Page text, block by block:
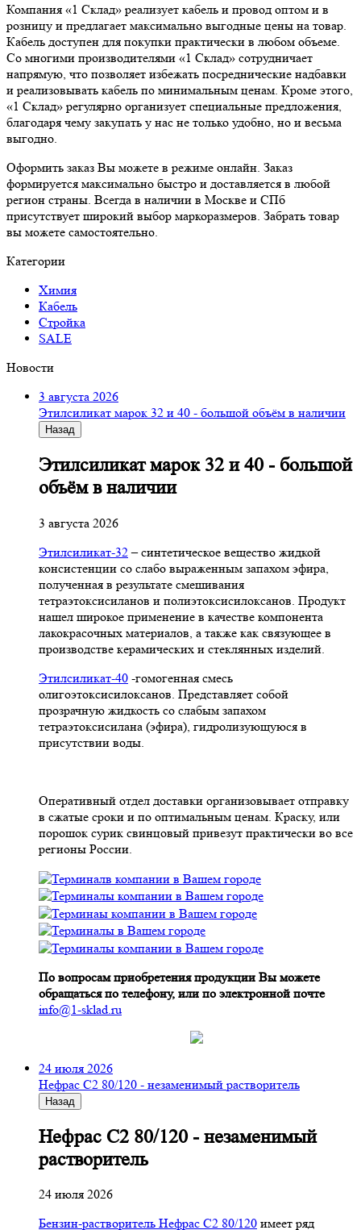
Компания «1 Склад» реализует кабель и провод оптом и в
розницу и предлагает максимально выгодные цены на товар.
Кабель доступен для покупки практически в любом объеме.
Со многими производителями «1 Склад» сотрудничает
напрямую, что позволяет избежать посреднические надбавки
и реализовывать кабель по минимальным ценам. Кроме этого,
«1 Склад» регулярно организует специальные предложения,
благодаря чему закупать у нас не только удобно, но и весьма
выгодно.
Оформить заказ Вы можете в режиме онлайн. Заказ
формируется максимально быстро и доставляется в любой
регион страны. Всегда в наличии в Москве и СПб
присутствует широкий выбор маркоразмеров. Забрать товар
вы можете самостоятельно.
Категории
Химия
Кабель
Стройка
SALE
Новости
3 августа 2026
Этилсиликат марок 32 и 40 - большой объём в наличии
Назад
Этилсиликат марок 32 и 40 - большой
объём в наличии
3 августа 2026
Этилсиликат-32– синтетическое вещество жидкой
консистенции со слабо выраженным запахом эфира,
полученная в результате смешивания
тетpаэтоксисиланов и полиэтоксисилоксанов. Продукт
нашел широкое применение в качестве компонента
лакокрасочных материалов, а также как связующее в
производстве керамических и стеклянных изделий.
Этилсиликат-40 -гомогенная смесь
олигоэтоксисилоксанов. Представляет собой
прозрачную жидкость со слабым запахом
тетраэтоксисилана (эфира), гидролизующуюся в
присутствии воды.
Оперативный отдел доставки организовывает отправку
в сжатые сроки и по оптимальным ценам. Краску, или
порошок сурик свинцовый привезут практически во все
регионы России.
По вопросам приобретения продукции Вы можете
обращаться по телефону, или по электронной почте
info@1-sklad.ru
24 июля 2026
Нефрас С2 80/120 - незаменимый растворитель
Назад
Нефрас С2 80/120 - незаменимый
растворитель
24 июля 2026
Бензин-растворитель Нефрас С2 80/120 имеет ряд